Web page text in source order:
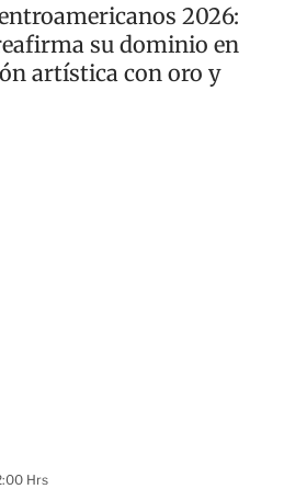
2026:
su dominio en
artística con oro y
Hrs